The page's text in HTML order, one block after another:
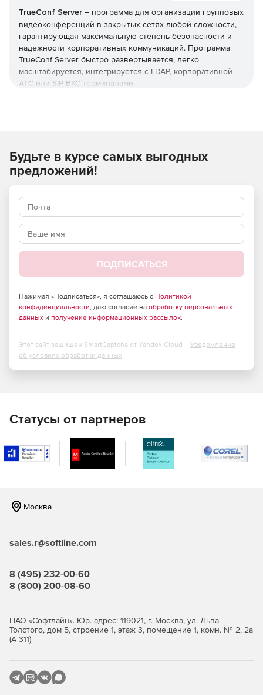
TrueConf Server – программа для организации групповых
видеоконференций в закрытых сетях любой сложности,
гарантирующая максимальную степень безопасности и
надежности корпоративных коммуникаций. Программа
TrueConf Server быстро развертывается, легко
масштабируется, интегрируется с LDAP, корпоративной
АТС или SIP ВКС терминалами.
Ядро ваших корпоративных коммуникаций.
Легко интегрируется с любыми ИТ-системами.
Полная совместимость с аппаратными ВКС.
Телефония и 100% доступность всех абонентов.
Управление конференциями.
Запись видеоконференций
Будьте в курсе самых выгодных
предложений!
ПОДПИСАТЬСЯ
Нажимая «Подписаться», я соглашаюсь с Политикой
конфиденциальности, даю согласие на обработку персональных
данных и получение информационных рассылок.
Этот сайт защищен SmartCaptcha от Yandex Cloud - Уведомление
об условиях обработки данных
Статусы от партнеров
Москва
sales.r@softline.com
8 (495) 232-00-60
8 (800) 200-08-60
ПАО «Софтлайн». Юр. адрес: 119021, г. Москва, ул. Льва
Толстого, дом 5, строение 1, этаж 3, помещение 1, комн. № 2, 2а
(А-311)